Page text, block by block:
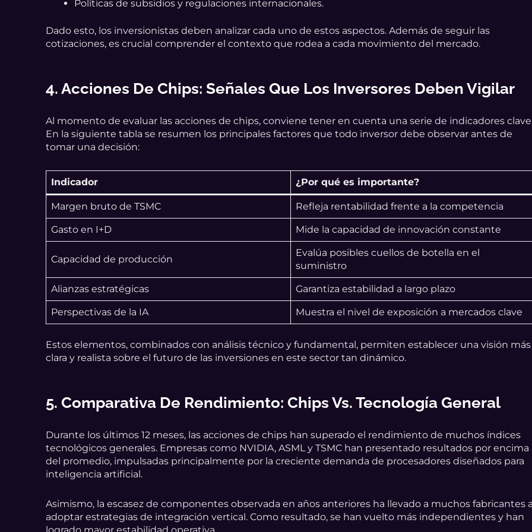
Políticas de subsidios y regulaciones internacionales.
Dado esto, los inversionistas deben analizar cada uno de estos aspectos. Además de seguir las
cotizaciones, es crucial comprender el contexto que rodea a cada movimiento del mercado.
4. Acciones De Chips: Señales Que Los Inversores Deben Vigilar
Al momento de evaluar las acciones de chips, conviene tener en cuenta una serie de indicadores
En la siguiente tabla se resumen los principales factores que todo inversor debe observar antes de
tomar una decisión:
Indicador ¿Por qué es importante?
Margen bruto de TSMC Refleja rentabilidad frente a la competencia
Gasto en I+D Mide la capacidad de innovación constante
Capacidad de producción
Evalúa posibles cuellos de botella en el
suministro
Alianzas estratégicas Garantiza estabilidad a largo plazo
Perspectivas de la IA Muestra el nivel de exposición a mercados clave
Estos elementos, combinados con análisis técnico y fundamental, permiten establecer una visión más
clara y realista sobre el futuro de las inversiones en este sector tan dinámico.
5. Comparativa De Rendimiento: Chips Vs. Tecnología General
Durante los últimos 12 meses, las acciones de chips han superado el rendimiento de muchos índices
tecnológicos generales. Empresas como NVIDIA, ASML y TSMC han presentado resultados por encima
del promedio, impulsadas principalmente por la creciente demanda de procesadores diseñados para
inteligencia artificial.
Asimismo, la escasez de componentes observada en años anteriores ha llevado a muchos fabricantes
adoptar estrategias de integración vertical. Como resultado, se han vuelto más independientes y han